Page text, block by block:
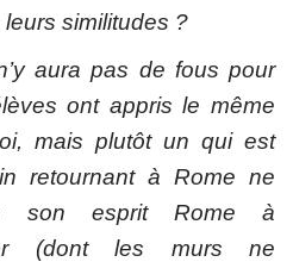
similitudes ?
aura pas de fous pour
ont appris le même
mais plutôt un qui est
retournant à Rome ne
son esprit Rome à
(dont les murs ne